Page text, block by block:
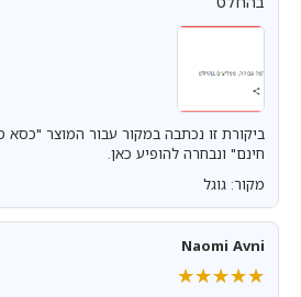
חינם" ונבחרה להופיע כאן.
מקור: גוגל
Naomi Avni
★★★★★
★★★★★